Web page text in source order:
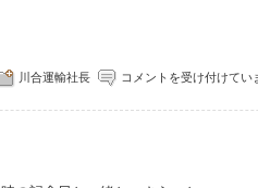
川合運輸社長 コメントを受け付けてい